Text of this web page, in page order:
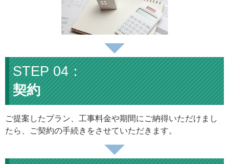
契約
ご提案したプラン、工事料金や期間にご納得いただけまし
たら、ご契約の手続きをさせていただきます。